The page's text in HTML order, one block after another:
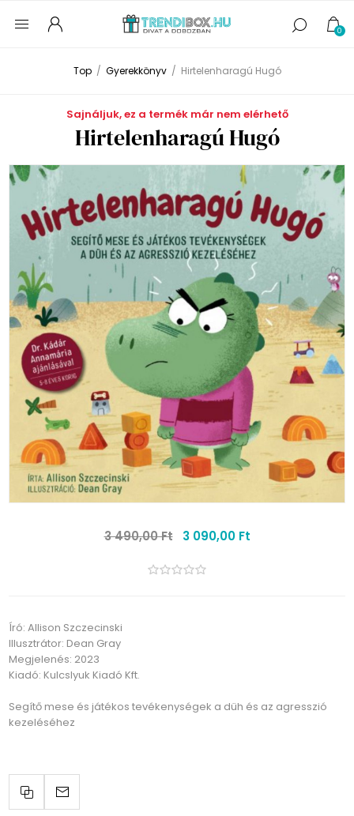
0
Top / Gyerekkönyv / Hirtelenharagú Hugó
Sajnáljuk, ez a termék már nem elérhető
Hirtelenharagú Hugó
3 490,00 Ft 3 090,00 Ft
Író: Allison Szczecinski
Illusztrátor: Dean Gray
Megjelenés: 2023
Kiadó: Kulcslyuk Kiadó Kft.
Segítő mese és játékos tevékenységek a düh és az agresszió
kezeléséhez